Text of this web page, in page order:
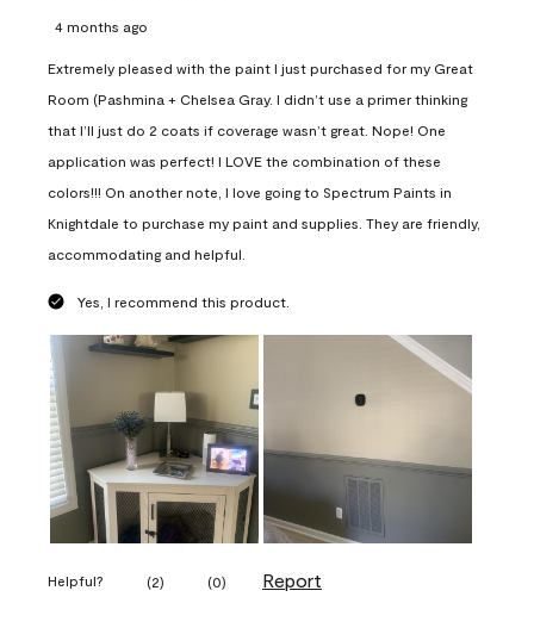
4 months ago
Extremely pleased with the paint I just purchased for my Great
Room (Pashmina + Chelsea Gray. I didn’t use a primer thinking
that I’ll just do 2 coats if coverage wasn’t great. Nope! One
application was perfect! I LOVE the combination of these
colors!!! On another note, I love going to Spectrum Paints in
Knightdale to purchase my paint and supplies. They are friendly,
accommodating and helpful.
Yes, I recommend this product.
Helpful? (2) (0) Report